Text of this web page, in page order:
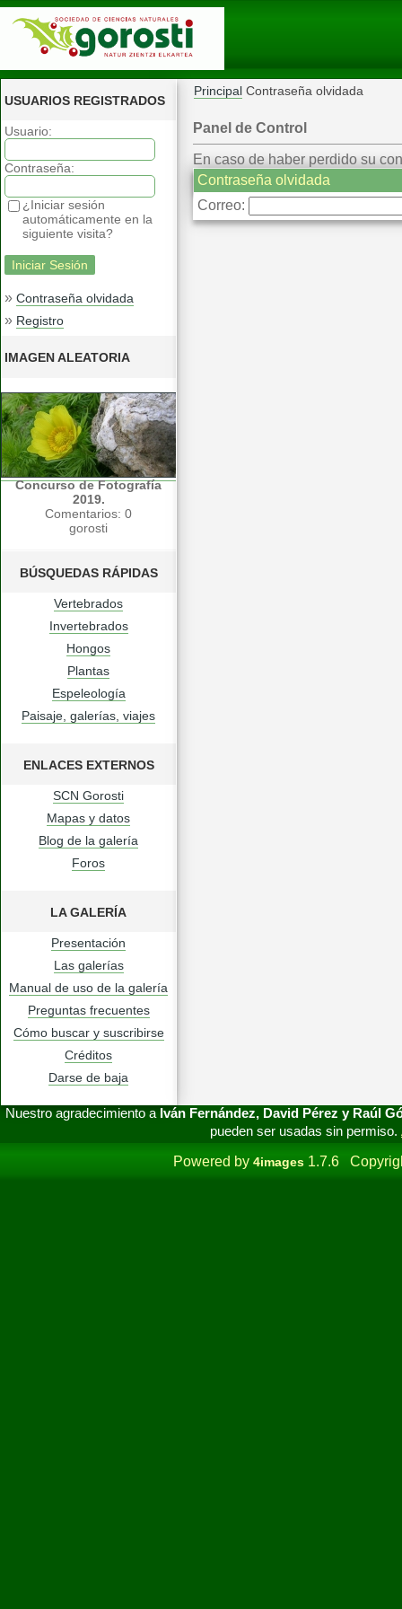
USUARIOS REGISTRADOS
Usuario:
Contraseña:
¿Iniciar sesión
automáticamente en la
siguiente visita?
» Contraseña olvidada
» Registro
IMAGEN ALEATORIA
Concurso de Fotografía
2019.
Comentarios: 0
gorosti
BÚSQUEDAS RÁPIDAS
Vertebrados
Invertebrados
Hongos
Plantas
Espeleología
Paisaje, galerías, viajes
ENLACES EXTERNOS
SCN Gorosti
Mapas y datos
Blog de la galería
Foros
LA GALERÍA
Presentación
Las galerías
Manual de uso de la galería
Preguntas frecuentes
Cómo buscar y suscribirse
Créditos
Darse de baja
Principal Contraseña olvidada
Panel de Control
En caso de haber perdido su
Contraseña olvidada
Correo:
Nuestro agradecimiento a Iván Fernández, David Pérez y Raúl
pueden ser usadas sin permiso.
Powered by 4images 1.7.6